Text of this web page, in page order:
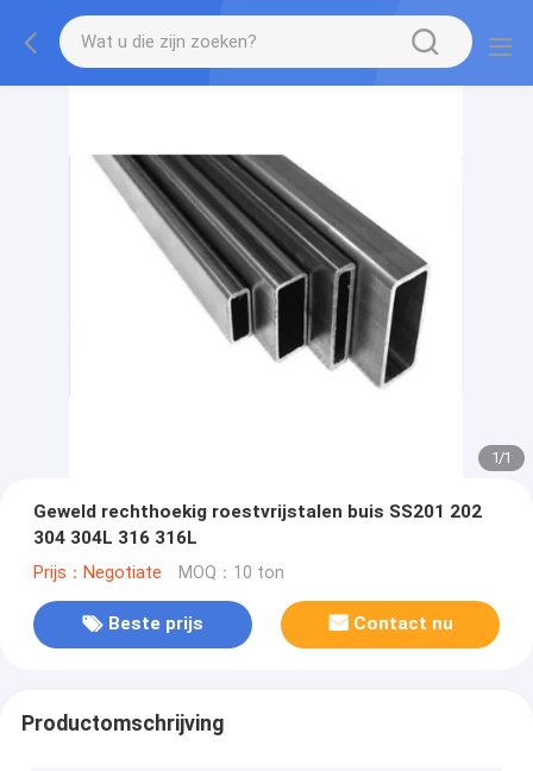
1/1
Geweld rechthoekig roestvrijstalen buis SS201 202
304 304L 316 316L
Prijs：Negotiate MOQ：10 ton
Beste prijs Contact nu
Productomschrijving